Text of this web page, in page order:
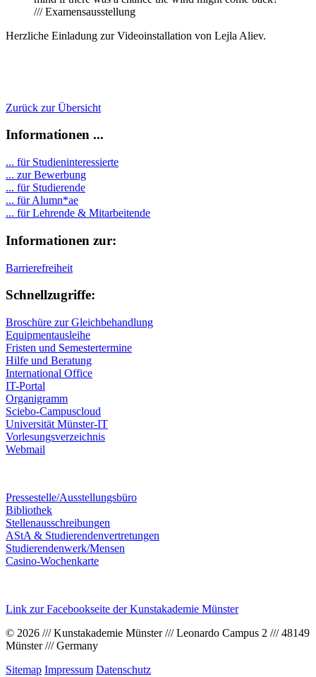
Herzliche Einladung zur Videoinstallation von Lejla Aliev.
Zurück zur Übersicht
Informationen ...
... für Studieninteressierte
... zur Bewerbung
... für Studierende
... für Alumn*ae
... für Lehrende & Mitarbeitende
Informationen zur:
Barrierefreiheit
Schnellzugriffe:
Broschüre zur Gleichbehandlung
Equipmentausleihe
Fristen und Semestertermine
Hilfe und Beratung
International Office
IT-Portal
Organigramm
Sciebo-Campuscloud
Universität Münster-IT
Vorlesungsverzeichnis
Webmail
Pressestelle/Ausstellungsbüro
Bibliothek
Stellenausschreibungen
AStA & Studierendenvertretungen
Studierendenwerk/Mensen
Casino-Wochenkarte
Link zur Facebookseite der Kunstakademie Münster
© 2026 /// Kunstakademie Münster /// Leonardo Campus 2 /// 48149
Münster /// Germany
Sitemap Impressum Datenschutz